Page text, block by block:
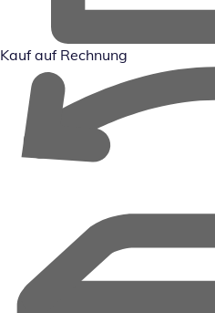
Kauf auf Rechnung